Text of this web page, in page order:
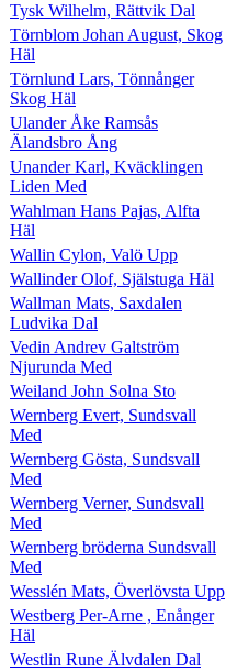
Tysk Wilhelm, Rättvik Dal
Törnblom Johan August, Skog
Häl
Törnlund Lars, Tönnånger
Skog Häl
Ulander Åke Ramsås
Älandsbro Ång
Unander Karl, Kväcklingen
Liden Med
Wahlman Hans Pajas, Alfta
Häl
Wallin Cylon, Valö Upp
Wallinder Olof, Själstuga Häl
Wallman Mats, Saxdalen
Ludvika Dal
Vedin Andrev Galtström
Njurunda Med
Weiland John Solna Sto
Wernberg Evert, Sundsvall
Med
Wernberg Gösta, Sundsvall
Med
Wernberg Verner, Sundsvall
Med
Wernberg bröderna Sundsvall
Med
Wesslén Mats, Överlövsta Upp
Westberg Per-Arne , Enånger
Häl
Westlin Rune Älvdalen Dal